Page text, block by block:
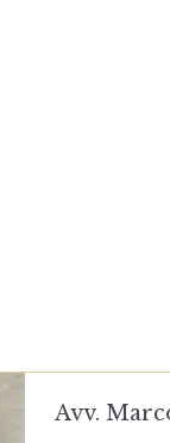
Avv.